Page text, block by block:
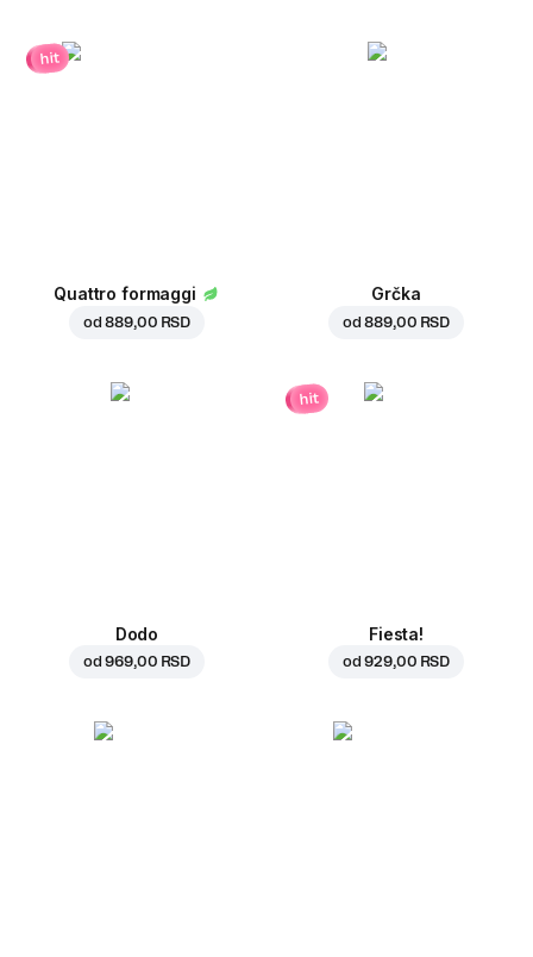
hit
Quattro formaggi
od889,00 RSD
Grčka
od889,00 RSD
Dodo
od969,00 RSD
hit
Fiesta!
od929,00 RSD